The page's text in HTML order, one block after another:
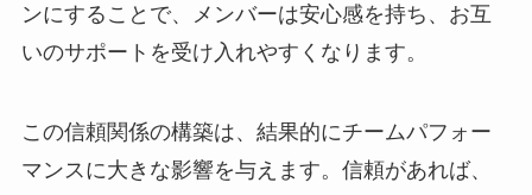
ンにすることで、メンバーは安心感を持ち、お互
いのサポートを受け入れやすくなります。
この信頼関係の構築は、結果的にチームパフォー
マンスに大きな影響を与えます。信頼があれば、